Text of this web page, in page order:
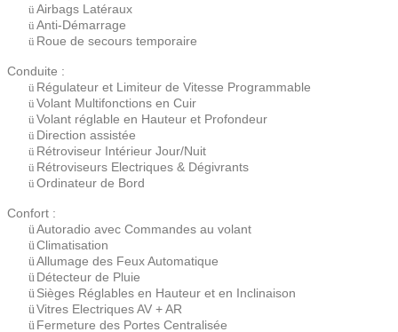
ü Airbags Latéraux
ü Anti-Démarrage
ü Roue de secours temporaire
Conduite :
ü Régulateur et Limiteur de Vitesse Programmable
ü Volant Multifonctions en Cuir
ü Volant réglable en Hauteur et Profondeur
ü Direction assistée
ü Rétroviseur Intérieur Jour/Nuit
ü Rétroviseurs Electriques & Dégivrants
ü Ordinateur de Bord
Confort :
üAutoradio avec Commandes au volant
üClimatisation
üAllumage des Feux Automatique
ü Détecteur de Pluie
ü Sièges Réglables en Hauteur et en Inclinaison
üVitres Electriques AV + AR
ü Fermeture des Portes Centralisée